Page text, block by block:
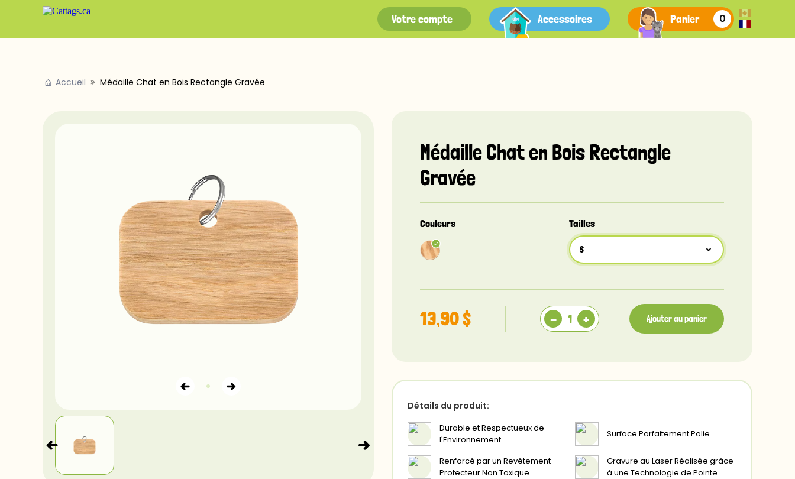
Votre compte Accessoires Panier 0
Accueil Médaille Chat en Bois Rectangle Gravée
Médaille Chat en Bois Rectangle
Gravée
Couleurs Tailles
S
Verso
13,90 $ - + Ajouter au panier
Détails du produit:
Durable et Respectueux de
l'Environnement
Surface Parfaitement Polie
Renforcé par un Revêtement
Protecteur Non Toxique
Gravure au Laser Réalisée grâce
à une Technologie de Pointe